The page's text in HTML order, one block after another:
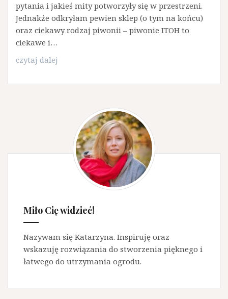
pytania i jakieś mity potworzyły się w przestrzeni.
Jednakże odkryłam pewien sklep (o tym na końcu)
oraz ciekawy rodzaj piwonii – piwonie ITOH to
ciekawe i…
czytaj dalej
'Cora
Miło Cię widzieć!
Nazywam się Katarzyna. Inspiruję oraz
wskazuję rozwiązania do stworzenia pięknego i
łatwego do utrzymania ogrodu.